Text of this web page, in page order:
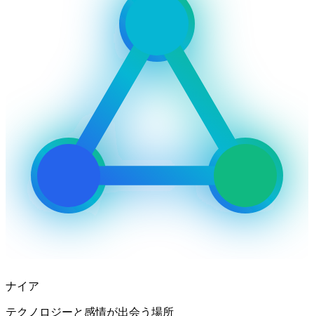
ナイア
テクノロジーと感情が出会う場所